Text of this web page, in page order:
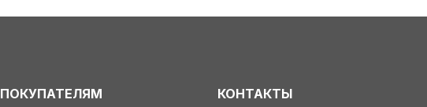
ПОКУПАТЕЛЯМ КОНТАКТЫ